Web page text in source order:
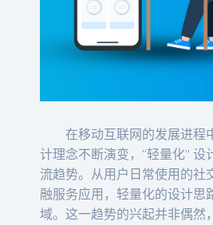
在移动互联网的发展进程
计理念不断演变，“轻量化” 设
流趋势。从用户日常使用的社
融服务应用，轻量化的设计思
域。这一趋势的兴起并非偶然